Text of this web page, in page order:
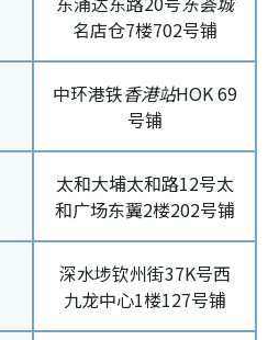
名店仓7楼702号铺
中环港铁香港站HOK 69
号铺
太和大埔太和路12号太
和广场东翼2楼202号铺
深水埗钦州街37K号西
九龙中心1楼127号铺